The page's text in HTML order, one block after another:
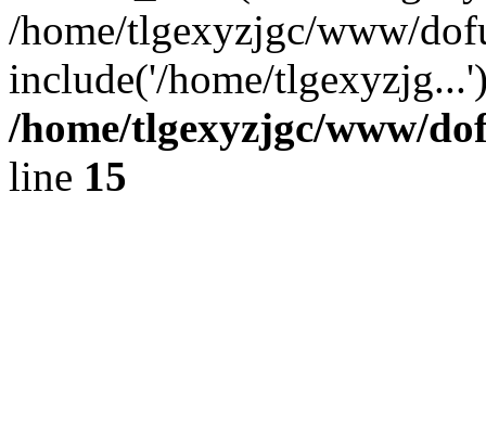
/home/tlgexyzjgc/www/
include('/home/
/home/tlgexyzjgc/www/
line 15